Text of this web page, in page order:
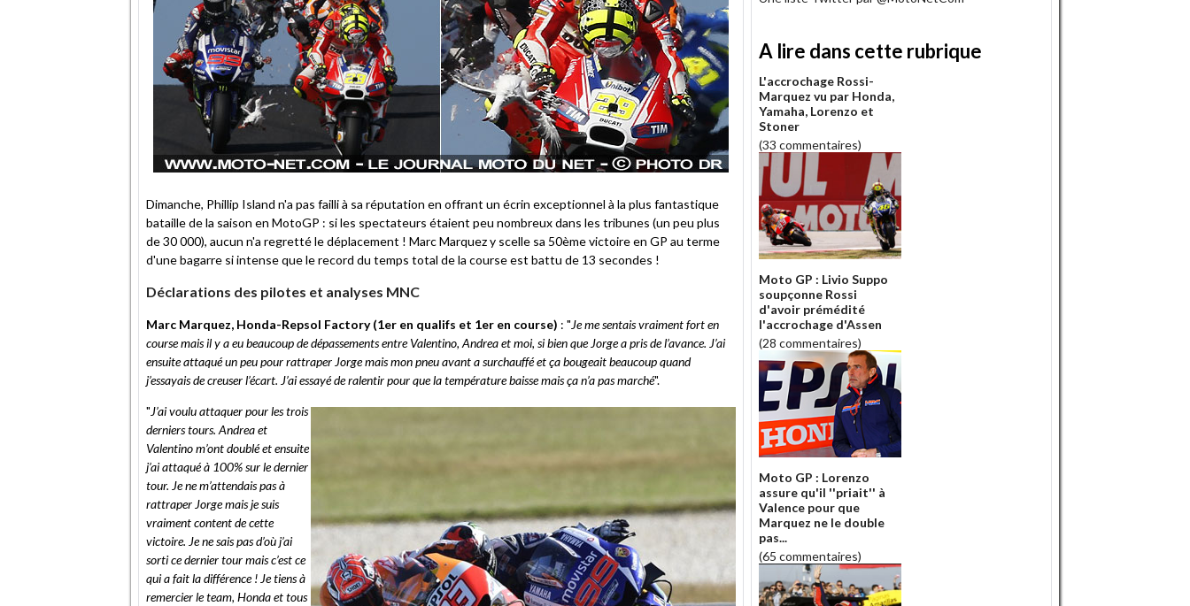
Dimanche, Phillip Island n'a pas failli à sa réputation en offrant un écrin exceptionnel à la plus fantastique
bataille de la saison en MotoGP : si les spectateurs étaient peu nombreux dans les tribunes (un peu plus
de 30 000), aucun n'a regretté le déplacement ! Marc Marquez y scelle sa 50ème victoire en GP au terme
d'une bagarre si intense que le record du temps total de la course est battu de 13 secondes !
Déclarations des pilotes et analyses MNC
Marc Marquez, Honda-Repsol Factory (1er en qualifs et 1er en course) : "Je me sentais vraiment fort en
course mais il y a eu beaucoup de dépassements entre Valentino, Andrea et moi, si bien que Jorge a pris de l’avance. J’ai
ensuite attaqué un peu pour rattraper Jorge mais mon pneu avant a surchauffé et ça bougeait beaucoup quand
j’essayais de creuser l’écart. J’ai essayé de ralentir pour que la température baisse mais ça n’a pas marché".
"J’ai voulu attaquer pour les trois
derniers tours. Andrea et
Valentino m’ont doublé et ensuite
j’ai attaqué à 100% sur le dernier
tour. Je ne m’attendais pas à
rattraper Jorge mais je suis
vraiment content de cette
victoire. Je ne sais pas d’où j’ai
sorti ce dernier tour mais c’est ce
qui a fait la différence ! Je tiens à
remercier le team, Honda et tous
A lire dans cette rubrique
L'accrochage Rossi-
Marquez vu par Honda,
Yamaha, Lorenzo et
Stoner
(33 commentaires)
Moto GP : Livio Suppo
soupçonne Rossi
d'avoir prémédité
l'accrochage d'Assen
(28 commentaires)
Moto GP : Lorenzo
assure qu'il ''priait'' à
Valence pour que
Marquez ne le double
pas...
(65 commentaires)